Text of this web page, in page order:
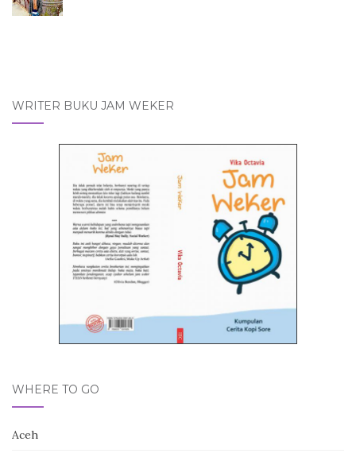
WRITER BUKU JAM WEKER
WHERE TO GO
Aceh